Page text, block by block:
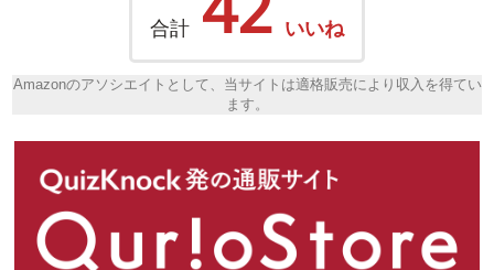
合計 いいね
Amazonのアソシエイトとして、当サイトは適格販売により収入を得てい
ます。